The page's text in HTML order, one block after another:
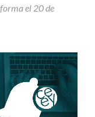
el 20 de